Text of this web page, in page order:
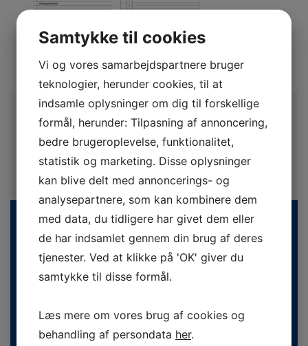
Danske Fodterapeuter
Svend Aukens Plads 11, 2. sal
Samtykke til cookies
Vi og vores samarbejdspartnere bruger
teknologier, herunder cookies, til at
indsamle oplysninger om dig til forskellige
formål, herunder: Tilpasning af annoncering,
bedre brugeroplevelse, funktionalitet,
statistik og marketing. Disse oplysninger
kan blive delt med annoncerings- og
analysepartnere, som kan kombinere dem
med data, du tidligere har givet dem eller
de har indsamlet gennem din brug af deres
tjenester. Ved at klikke på 'OK' giver du
samtykke til disse formål.
Læs mere om vores brug af cookies og
behandling af persondata her.